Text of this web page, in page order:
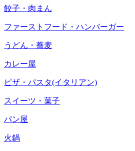
餃子・肉まん
ファーストフード・ハンバーガー
うどん・蕎麦
カレー屋
ピザ・パスタ(イタリアン)
スイーツ・菓子
パン屋
火鍋